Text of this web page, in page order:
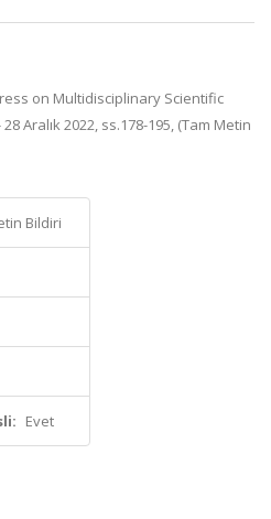
on Multidisciplinary Scientific
Aralık 2022, ss.178-195, (Tam Metin
Bildiri
Evet